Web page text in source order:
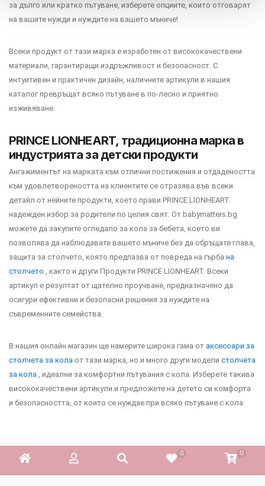
Форма за връщане
ECC
Контакт
за дълго или кратко пътуване, изберете опциите, които отговарят
на вашите нужди и нуждите на вашето мъниче!
Всеки продукт от тази марка е изработен от висококачествени
материали, гарантиращи издръжливост и безопасност. С
интуитивен и практичен дизайн, наличните артикули в нашия
каталог превръщат всяко пътуване в по-лесно и приятно
изживяване.
PRINCE LIONHEART, традиционна марка в
индустрията за детски продукти
Ангажиментът на марката към отлични постижения и отдадеността
към удовлетвореността на клиентите се отразява във всеки
детайл от нейните продукти, което прави PRINCE LIONHEART
надежден избор за родители по целия свят. От babymatters.bg
можете да закупите огледало за кола за бебета, което ви
позволява да наблюдавате вашето мъниче без да обръщате глава,
защита за столчето, която предпазва от повреда на гърба на
столчето , както и други Продукти PRINCE LIONHEART. Всеки
артикул е резултат от щателно проучване, предназначено да
осигури ефективни и безопасни решения за нуждите на
съвременните семейства.
В нашия онлайн магазин ще намерите широка гама от аксесоари за
столчета за кола от тази марка, но и много други модели столчета
за кола , идеални за комфортни пътувания с кола. Изберете такива
висококачествени артикули и предложете на детето си комфорта
и безопасността, от които се нуждае при всяко пътуване с кола.